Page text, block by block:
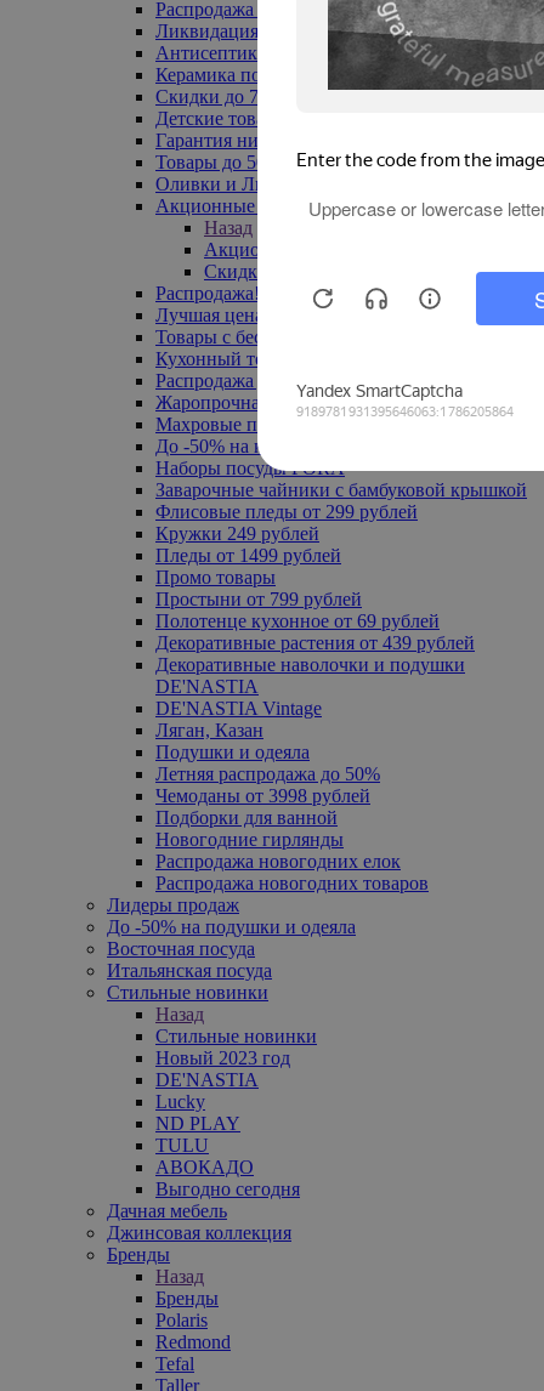
Распродажа текстиля до -50%
Ликвидация до -70%
Антисептики
Керамика по 129 руб
Скидки до 70%
Детские товары
Гарантия низкой цены
Товары до 500 руб
Оливки и Лимоны
Акционные товары
Назад
Акционные товары
Скидка 20% по промокоду
Распродажа! Ульяновск до -70%
Лучшая цена
Товары с бесплатной доставкой
Кухонный текстиль
Распродажа до -50%
Жаропрочная посуда
Махровые полотенца
До -50% на ковры
Наборы посуды FORA
Заварочные чайники с бамбуковой крышкой
Флисовые пледы от 299 рублей
Кружки 249 рублей
Пледы от 1499 рублей
Промо товары
Простыни от 799 рублей
Полотенце кухонное от 69 рублей
Декоративные растения от 439 рублей
Декоративные наволочки и подушки
DE'NASTIA
DE'NASTIA Vintage
Ляган, Казан
Подушки и одеяла
Летняя распродажа до 50%
Чемоданы от 3998 рублей
Подборки для ванной
Новогодние гирлянды
Распродажа новогодних елок
Распродажа новогодних товаров
Лидеры продаж
До -50% на подушки и одеяла
Восточная посуда
Итальянская посуда
Стильные новинки
Назад
Стильные новинки
Новый 2023 год
DE'NASTIA
Lucky
ND PLAY
TULU
АВОКАДО
Выгодно сегодня
Дачная мебель
Джинсовая коллекция
Бренды
Назад
Бренды
Polaris
Redmond
Tefal
Taller